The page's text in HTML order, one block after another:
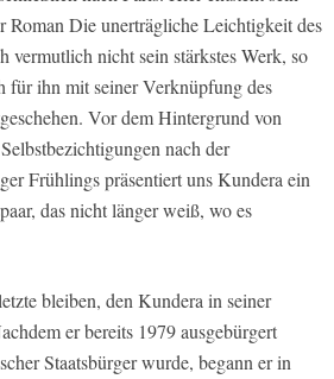
RomanDie unerträgliche Leichtigkeit des
vermutlich nicht sein stärkstes Werk, so
für ihn mit seiner Verknüpfung des
Vor dem Hintergrund von
nach der
Frühlings präsentiert uns Kundera ein
das nicht länger weiß, wo es
bleiben, den Kundera in seiner
er bereits 1979 ausgebürgert
Staatsbürger wurde, begann er in